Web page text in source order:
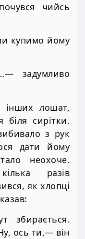
чийсь
купимо йому
задумливо
інших лошат,
сирітки.
з рук
дати йому
неохоче.
разів
як хлопці
збирається.
ось ти,— він